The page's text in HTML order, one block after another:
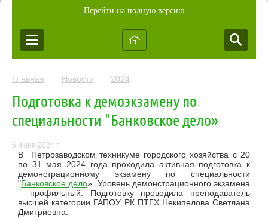
Перейти на полную версию
Главная → Новости → 2024
Подготовка к демоэкзамену по
специальности "Банковское дело»
6 июня 2024 г.
В Петрозаводском техникуме городского хозяйства с 20
по 31 мая 2024 года проходила активная подготовка к
демонстрационному экзамену по специальности
"Банковское дело». Уровень демонстрационного экзамена
– профильный. Подготовку проводила преподаватель
высшей категории ГАПОУ РК ПТГХ Некипелова Светлана
Дмитриевна.